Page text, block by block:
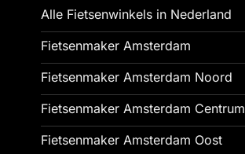
Alle Fietsenwinkels in Nederland
Fietsenmaker Amsterdam
Fietsenmaker Amsterdam Noord
Fietsenmaker Amsterdam Centrum
Fietsenmaker Amsterdam Oost